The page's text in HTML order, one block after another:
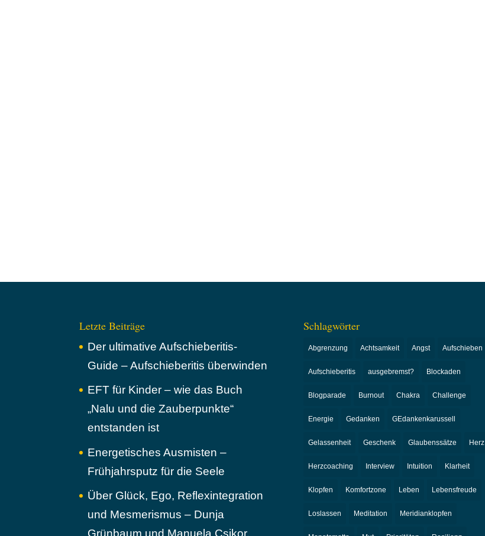
Letzte Beiträge
Der ultimative Aufschieberitis-
Guide – Aufschieberitis überwinden
EFT für Kinder – wie das Buch
„Nalu und die Zauberpunkte“
entstanden ist
Energetisches Ausmisten –
Frühjahrsputz für die Seele
Über Glück, Ego, Reflexintegration
und Mesmerismus – Dunja
Grünbaum und Manuela Csikor,
Schlagwörter
Abgrenzung Achtsamkeit Angst Aufschieben
Aufschieberitis ausgebremst? Blockaden
Blogparade Burnout Chakra Challenge
Energie Gedanken GEdankenkarussell
Gelassenheit Geschenk Glaubenssätze Herz
Herzcoaching Interview Intuition Klarheit
Klopfen Komfortzone Leben Lebensfreude
Loslassen Meditation Meridianklopfen